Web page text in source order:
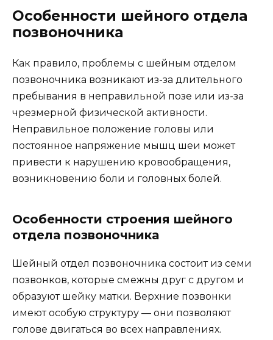
Особенности шейного отдела
позвоночника
Как правило, проблемы с шейным отделом
позвоночника возникают из-за длительного
пребывания в неправильной позе или из-за
чрезмерной физической активности.
Неправильное положение головы или
постоянное напряжение мышц шеи может
привести к нарушению кровообращения,
возникновению боли и головных болей.
Особенности строения шейного
отдела позвоночника
Шейный отдел позвоночника состоит из семи
позвонков, которые смежны друг с другом и
образуют шейку матки. Верхние позвонки
имеют особую структуру — они позволяют
голове двигаться во всех направлениях.